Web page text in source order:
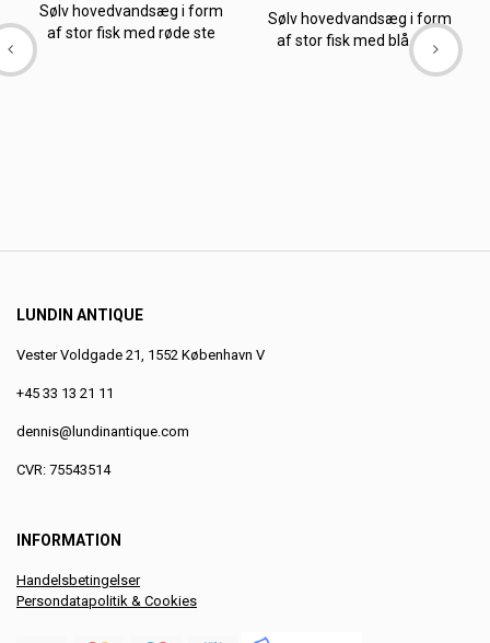
Sølv hovedvandsæg i form
af stor fisk med røde ste
Sølv hovedvandsæg i form
af stor fisk med blå sten
LUNDIN ANTIQUE
Vester Voldgade 21, 1552 København V
+45 33 13 21 11
dennis@lundinantique.com
CVR: 75543514
INFORMATION
Handelsbetingelser
Persondatapolitik & Cookies